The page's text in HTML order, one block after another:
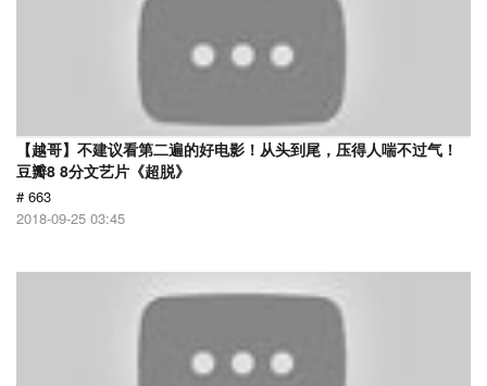
【越哥】不建议看第二遍的好电影！从头到尾，压得人喘不过气！
豆瓣8 8分文艺片《超脱》
# 663
2018-09-25 03:45